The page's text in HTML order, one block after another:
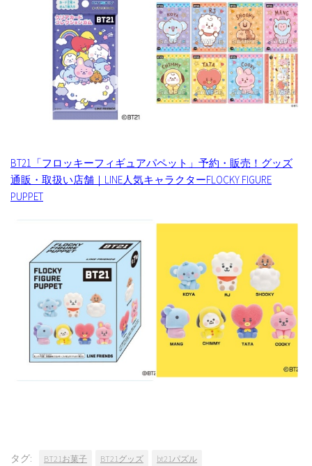
BT21「フロッキーフィギュアパペット」予約・販売！グッズ
通販・取扱い店舗｜LINE人気キャラクターFLOCKY FIGURE
PUPPET
タグ: BT21お菓子 BT21グッズ bt21パズル